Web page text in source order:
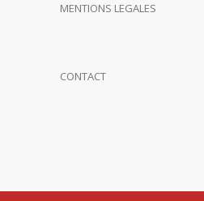
MENTIONS LEGALES
CONTACT